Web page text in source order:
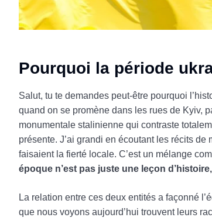
Pourquoi la période
Salut, tu te demandes peut-être pourquoi
quand on se promène dans les rues de Kyiv,
monumentale stalinienne qui contraste
présente. J’ai grandi en écoutant les récits
faisaient la fierté locale. C’est un mélange
époque n’est pas juste une leçon
La relation entre ces deux entités a façonné
que nous voyons aujourd’hui trouvent leurs